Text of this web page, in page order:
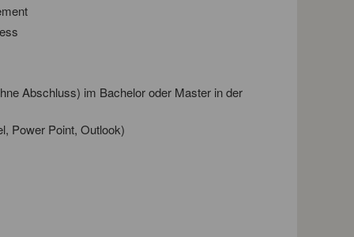
Abschluss) im Bachelor oder Master in der
Power Point, Outlook)